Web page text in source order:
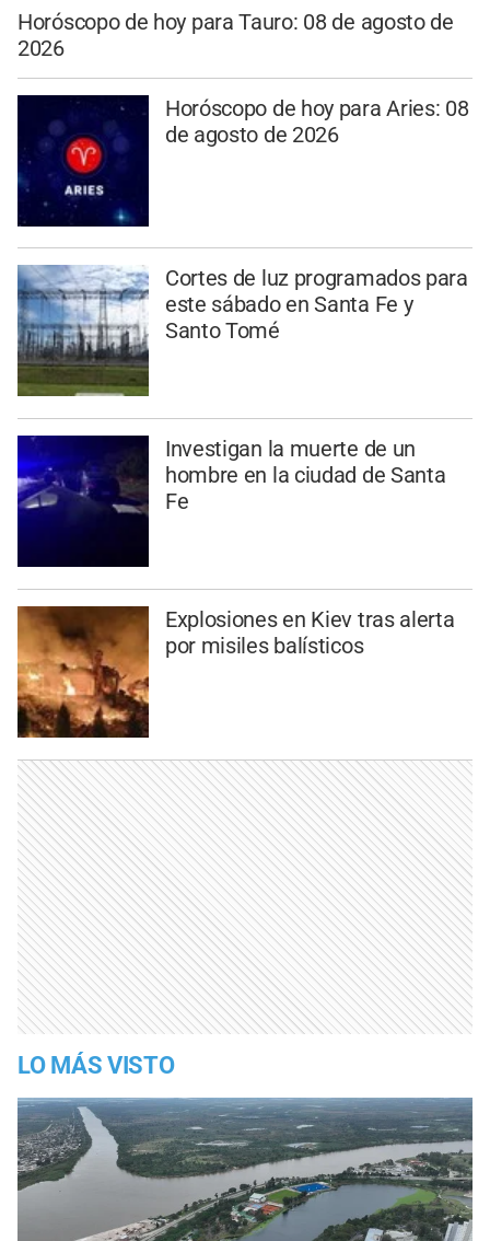
Horóscopo de hoy para Tauro: 08 de agosto de
2026
Horóscopo de hoy para Aries: 08
de agosto de 2026
Cortes de luz programados para
este sábado en Santa Fe y
Santo Tomé
Investigan la muerte de un
hombre en la ciudad de Santa
Fe
Explosiones en Kiev tras alerta
por misiles balísticos
LO MÁS VISTO